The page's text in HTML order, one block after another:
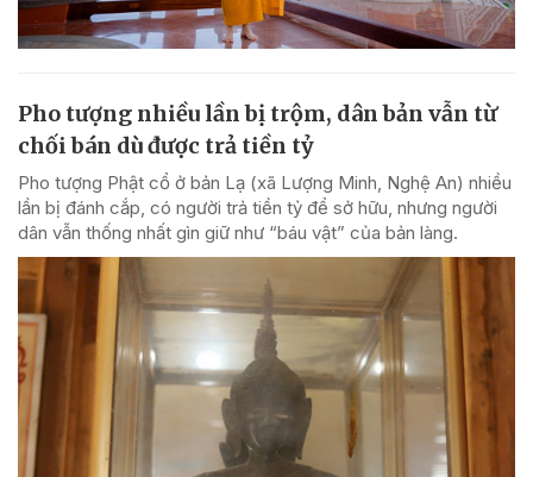
Pho tượng nhiều lần bị trộm, dân bản vẫn từ
chối bán dù được trả tiền tỷ
Pho tượng Phật cổ ở bản Lạ (xã Lượng Minh, Nghệ An) nhiều
lần bị đánh cắp, có người trả tiền tỷ để sở hữu, nhưng người
dân vẫn thống nhất gìn giữ như “báu vật” của bản làng.